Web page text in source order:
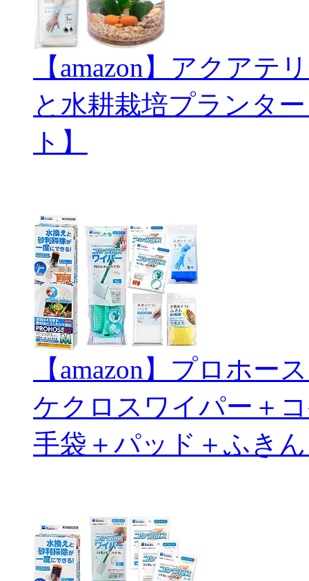
【amazon】アクアテ
と水耕栽培プランタ
ト】
【amazon】プロホ
ケクロスワイパー＋
手袋＋パッド＋ふき